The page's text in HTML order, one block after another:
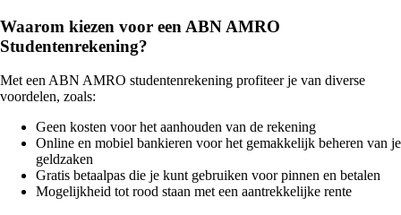
Waarom kiezen voor een ABN AMRO
Studentenrekening?
Met een ABN AMRO studentenrekening profiteer je van diverse
voordelen, zoals:
Geen kosten voor het aanhouden van de rekening
Online en mobiel bankieren voor het gemakkelijk beheren van je
geldzaken
Gratis betaalpas die je kunt gebruiken voor pinnen en betalen
Mogelijkheid tot rood staan met een aantrekkelijke rente